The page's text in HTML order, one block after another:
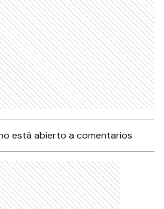
está abierto a comentarios